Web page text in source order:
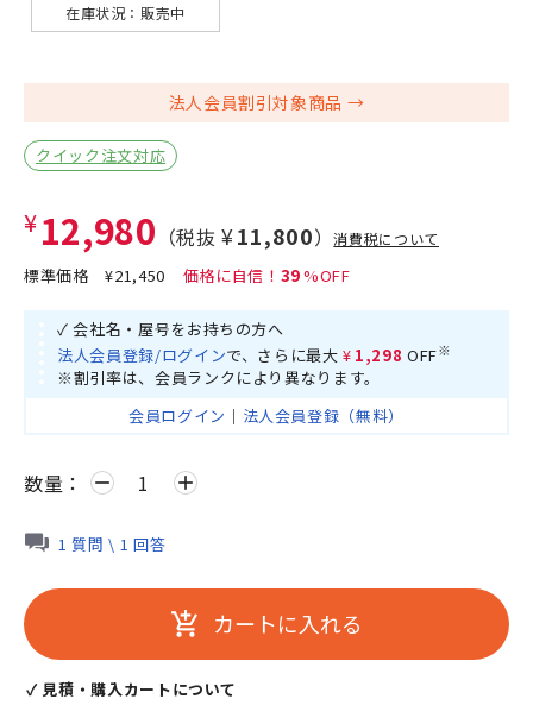
在庫状況： 販売中
法人会員割引対象商品
クイック注文対応
¥12,980 （税抜 ¥11,800）消費税について
標準価格¥21,450 39
✓ 会社名・屋号をお持ちの方へ
法人会員登録/ログインで、さらに最大 ¥1,298 OFF※
※割引率は、会員ランクにより異なります。
会員ログイン ｜ 法人会員登録（無料）
数量： remove add
1 質問 \ 1 回答
add_shopping_cart カートに入れる
✓ 見積・購入カートについて